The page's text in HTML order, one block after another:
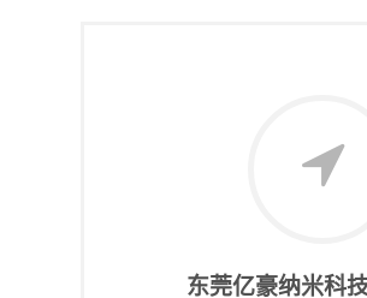
东莞亿豪纳米科